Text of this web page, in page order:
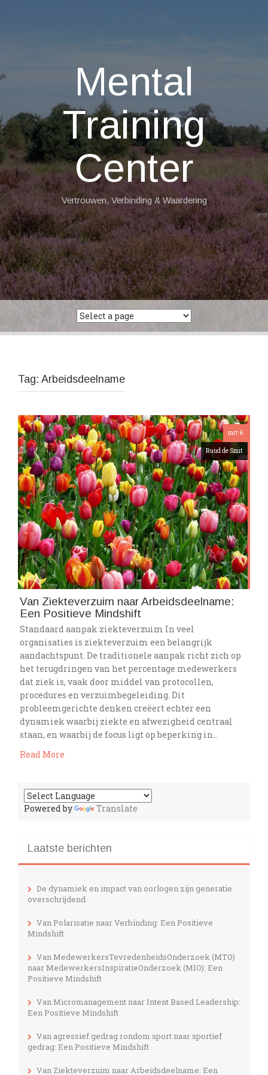
Mental
Training
Center
Vertrouwen, Verbinding & Waardering
Tag: Arbeidsdeelname
mrt 6
Ruud de Smit
Van Ziekteverzuim naar Arbeidsdeelname:
Een Positieve Mindshift
Standaard aanpak ziekteverzuim In veel
organisaties is ziekteverzuim een belangrijk
aandachtspunt. De traditionele aanpak richt zich op
het terugdringen van het percentage medewerkers
dat ziek is, vaak door middel van protocollen,
procedures en verzuimbegeleiding. Dit
probleemgerichte denken creëert echter een
dynamiek waarbij ziekte en afwezigheid centraal
staan, en waarbij de focus ligt op beperking in…
Read More
Powered by Translate
Laatste berichten
De dynamiek en impact van oorlogen zijn generatie
overschrijdend
Van Polarisatie naar Verbinding: Een Positieve
Mindshift
Van MedewerkersTevredenheidsOnderzoek (MTO)
naar MedewerkersInspiratieOnderzoek (MIO): Een
Positieve Mindshift
Van Micromanagement naar Intent Based Leadership:
Een Positieve Mindshift
Van agressief gedrag rondom sport naar sportief
gedrag: Een Positieve Mindshift
Van Ziekteverzuim naar Arbeidsdeelname: Een